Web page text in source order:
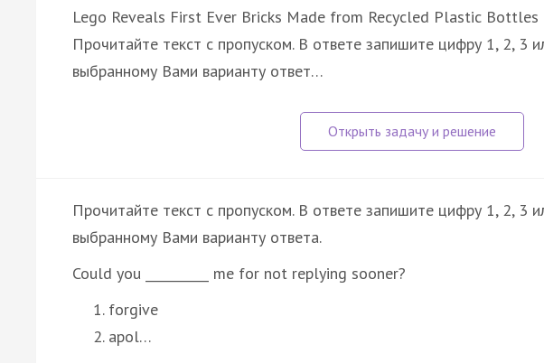
Lego Reveals First Ever Bricks Made from Recycled Plastic Bottles
Прочитайте текст с пропуском. В ответе запишите цифру 1, 2, 3
выбранному Вами варианту ответ…
Прочитайте текст с пропуском. В ответе запишите цифру 1, 2, 3
выбранному Вами варианту ответа.
Could you __________ me for not replying sooner?
forgive
apol…